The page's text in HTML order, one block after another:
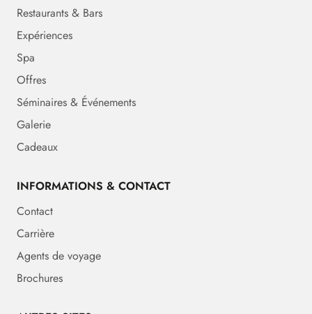
Restaurants & Bars
Expériences
Spa
Offres
Séminaires & Événements
Galerie
Cadeaux
INFORMATIONS & CONTACT
Contact
Carrière
Agents de voyage
Brochures